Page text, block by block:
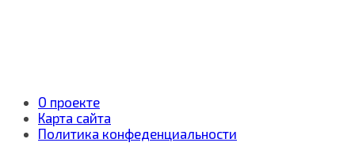
О проекте
Карта сайта
Политика конфеденциальности